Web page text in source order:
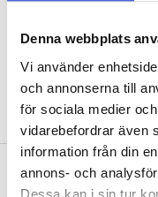
Denna webbplats
Vi använder
och annonserna till
för sociala medier
vidarebefordrar även
information från din
annons- och
Dessa kan i sin tur
About the